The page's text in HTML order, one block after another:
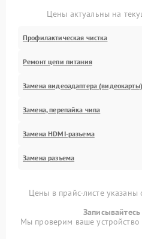
Цены актуальны на
Профилактическая чистка
Ремонт цепи питания
Замена видеоадаптера (видеокарты)
Замена, перепайка чипа
Замена HDMI-разъема
Замена разъема
Цены в прайс-листе указаны
Мы проверим ваше